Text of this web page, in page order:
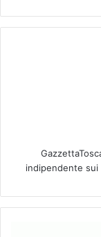
indipendente sui